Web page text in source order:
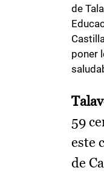
de
poner
59
este
de